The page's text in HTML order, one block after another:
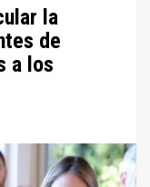
la
de
a los